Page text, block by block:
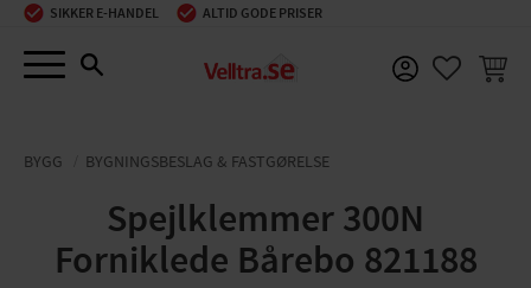
Menu
SIKKER E-HANDEL ALTID GODE PRISER
BYGG BYGNINGSBESLAG & FASTGØRELSE
Spejlklemmer 300N
Forniklede Bårebo 821188